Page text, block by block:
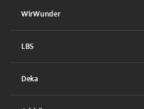
WirWunder
LBS
Deka